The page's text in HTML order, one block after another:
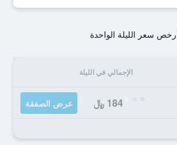
سعر الليلة الواحدة
الإجمالي في الليلة
184 ﷼ عرض الصفقة